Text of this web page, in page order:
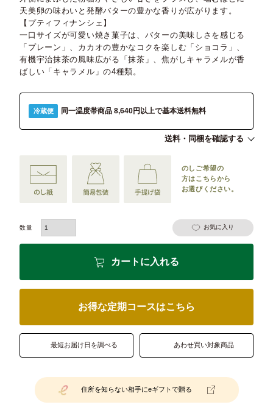
天美卵の味わいと発酵バターの豊かな香りが広がります。
【プティフィナンシェ】
一口サイズが可愛い焼き菓子は、バターの美味しさを感じる
「プレーン」、カカオの豊かなコクを楽しむ「ショコラ」、
有機宇治抹茶の風味広がる「抹茶」、焦がしキャラメルが香
ばしい「キャラメル」の4種類。
冷蔵便 同一温度帯商品 8,640円以上で基本送料無料
送料・同梱を確認する
のしご希望の
方はこちらから
お選びください。
お気に入り
カートに入れる
お得な定期コースはこちら
最短お届け日を調べる あわせ買い対象商品
住所を知らない相手にeギフトで贈る